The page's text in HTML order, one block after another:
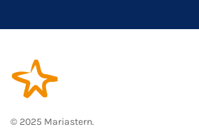
© 2025 Mariastern.